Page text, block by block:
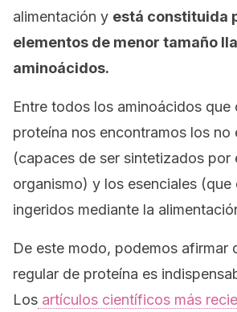
alimentación y está constituida
elementos de menor tamaño
aminoácidos.
Entre todos los aminoácidos que
proteína nos encontramos los no
(capaces de ser sintetizados por
organismo) y los esenciales (que
ingeridos mediante la
De este modo, podemos afirmar
regular de proteína es
Los artículos científicos más